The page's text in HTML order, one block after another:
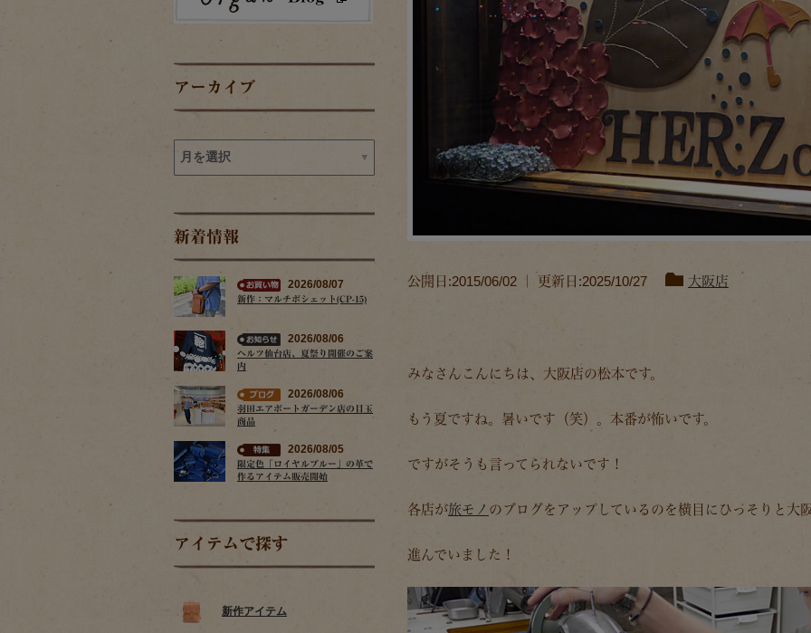
アーカイブ
新着情報
2026/08/07
新作：マルチポシェット(CP-15)
2026/08/06
ヘルツ仙台店、夏祭り開催のご案
内
2026/08/06
羽田エアポートガーデン店の目玉
商品
2026/08/05
限定色「ロイヤルブルー」の革で
作るアイテム販売開始
アイテムで探す
新作アイテム
公開日:2015/06/02 ｜ 更新日:2025/10/27 大阪店
みなさんこんにちは、大阪店の松本です。
もう夏ですね。暑いです（笑）。本番が怖いです。
ですがそうも言ってられないです！
各店が旅モノ のブログをアップしているのを横目にひっそりと大
進んでいました！